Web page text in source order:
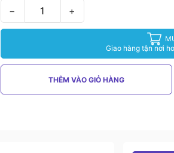
− +
Giao hàng tận nơi
THÊM VÀO GIỎ HÀNG